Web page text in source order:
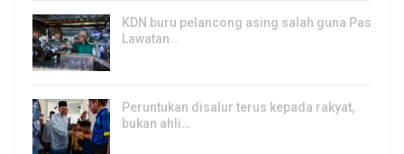
KDN buru pelancong asing salah guna Pas
Lawatan…
Peruntukan disalur terus kepada rakyat,
bukan ahli…